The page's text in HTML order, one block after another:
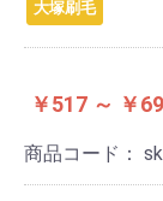
大塚刷毛
￥517 ～ ￥
商品コード：